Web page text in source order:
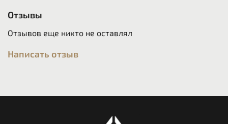
Отзывы
Отзывов еще никто не оставлял
Написать отзыв